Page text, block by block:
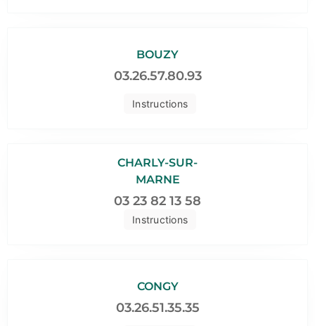
Instructions
BOUZY
03.26.57.80.93
Instructions
CHARLY-SUR-
MARNE
03 23 82 13 58
CONGY
03.26.51.35.35